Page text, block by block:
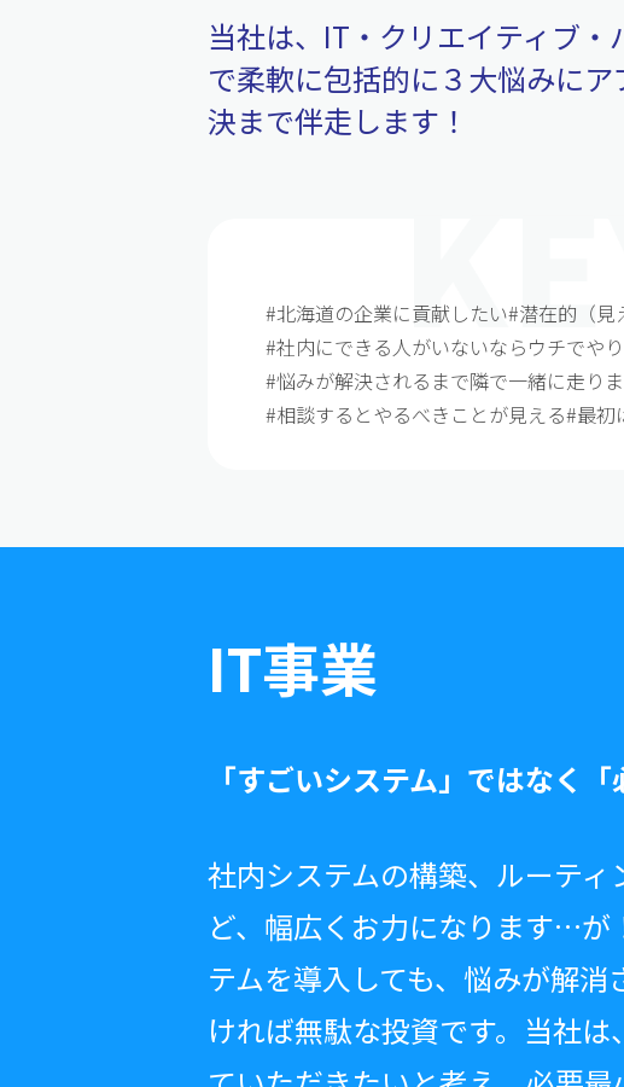
当社は、IT・クリエイティブ
で柔軟に包括的に３大悩みに
決まで伴走します！
#北海道の企業に貢献したい#潜在的（見
#社内にできる人がいないならウチでや
#悩みが解決されるまで隣で一緒に走り
#相談するとやるべきことが見える#最初
IT事業
「すごいシステム」ではなく
社内システムの構築、ルーテ
ど、幅広くお力になります…が
テムを導入しても、悩みが解
ければ無駄な投資です。当社